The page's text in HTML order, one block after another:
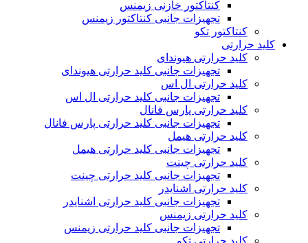
کنتاکتور خازنی زیمنس
تجهیزات جانبی کنتاکتور زیمنس
کنتاکتور تکو
کلید حرارتی
کلید حرارتی هیوندای
تجهیزات جانبی کلید حرارتی هیوندای
کلید حرارتی ال اس
تجهیزات جانبی کلید حرارتی ال اس
کلید حرارتی پارس فانال
تجهیزات جانبی کلید حرارتی پارس فانال
کلید حرارتی هیمل
تجهیزات جانبی کلید حرارتی هیمل
کلید حرارتی چینت
تجهیزات جانبی کلید حرارتی چینت
کلید حرارتی اشنایدر
تجهیزات جانبی کلید حرارتی اشنایدر
کلید حرارتی زیمنس
تجهیزات جانبی کلید حرارتی زیمنس